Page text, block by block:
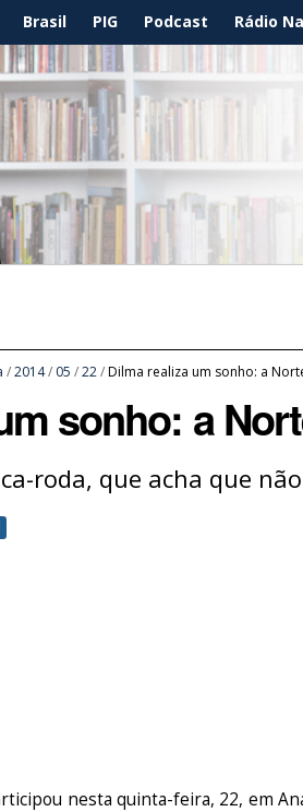
Brasil PIG Podcast Rádio
/2014/ 05 /22/Dilma realiza um sonho: a
sonho: a
roda, que acha que
nesta quinta-feira, 22, em